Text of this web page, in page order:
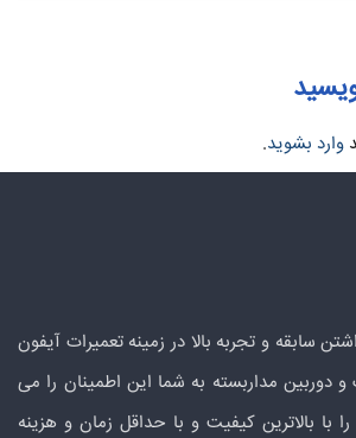
وارد بشوید.
سابقه و تجربه بالا در زمینه تعمیرات آیفون
دوربین مداربسته به شما این اطمینان را می
با بالاترین کیفیت و با حداقل زمان و هزینه